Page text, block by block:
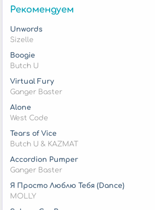
Рекомендуем
Unwords
Sizelle
Boogie
Butch U
Virtual Fury
Ganger Baster
Alone
West Code
Tears of Vice
Butch U & KAZMAT
Accordion Pumper
Ganger Baster
Я Просто Люблю Тебя (Dance)
MOLLY